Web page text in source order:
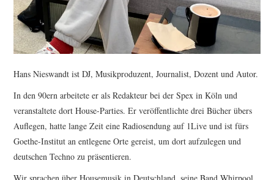
Hans Nieswandt ist DJ, Musikproduzent, Journalist, Dozent und Autor.
In den 90ern arbeitete er als Redakteur bei der Spex in Köln und
veranstaltete dort House-Parties. Er veröffentlichte drei Bücher übers
Auflegen, hatte lange Zeit eine Radiosendung auf 1Live und ist fürs
Goethe-Institut an entlegene Orte gereist, um dort aufzulegen und
deutschen Techno zu präsentieren.
Wir sprachen über Housemusik in Deutschland, seine Band Whirpool